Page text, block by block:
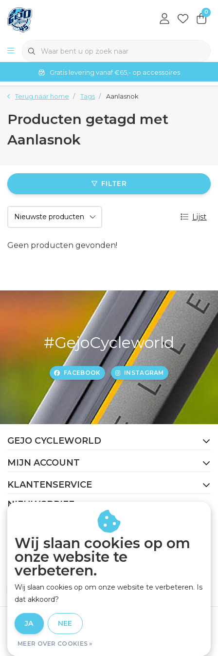
0
Gratis levering vanaf €65,- op accessoires
Terug naar home Tags Aanlasnok
Producten getagd met
Aanlasnok
FILTER
Lijst
Geen producten gevonden!
#GejoCycleworld
FACEBOOK INSTAGRAM
GEJO CYCLEWORLD
MIJN ACCOUNT
KLANTENSERVICE
NIEUWSBRIEF
Abonneer je op onze nieuwsbrief om op de hoogte te
ABONNEER
Algemene voorwaarden
Wij slaan cookies op om
onze website te
verbeteren.
Wij slaan cookies op om onze website te verbeteren. Is
dat akkoord?
JA NEE
MEER OVER COOKIES »